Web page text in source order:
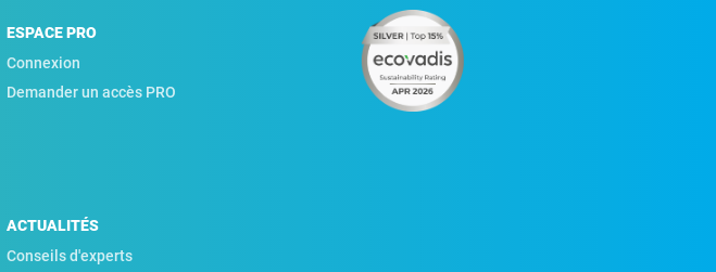
ESPACE PRO
Connexion
Demander un accès PRO
ACTUALITÉS
Conseils d'experts